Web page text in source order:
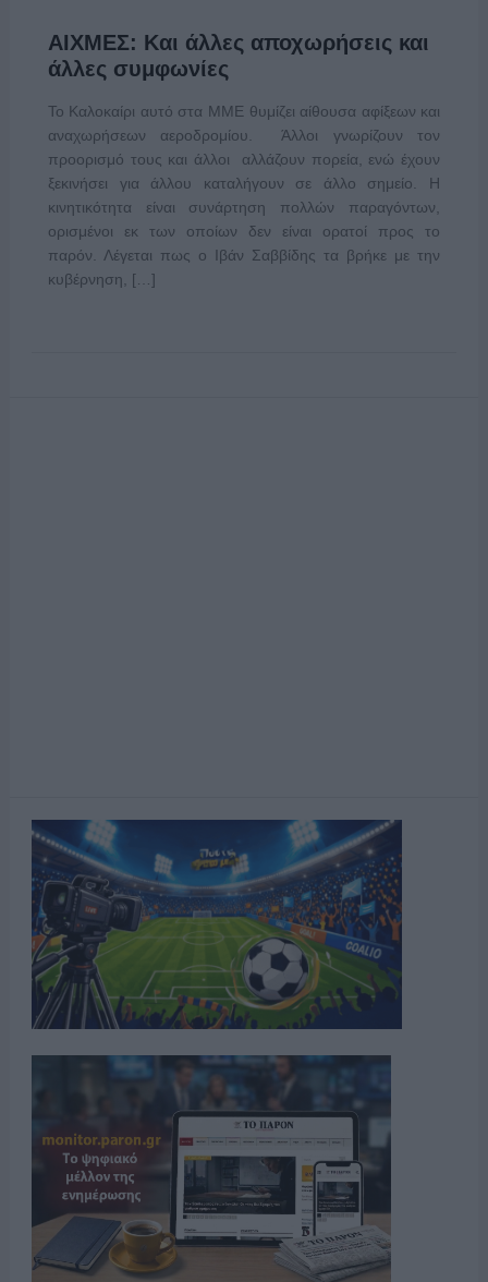
ΑΙΧΜΕΣ: Και άλλες αποχωρήσεις και
άλλες συμφωνίες
Το Καλοκαίρι αυτό στα ΜΜΕ θυμίζει αίθουσα αφίξεων και
αναχωρήσεων αεροδρομίου. Άλλοι γνωρίζουν τον
προορισμό τους και άλλοι αλλάζουν πορεία, ενώ έχουν
ξεκινήσει για άλλου καταλήγουν σε άλλο σημείο. Η
κινητικότητα είναι συνάρτηση πολλών παραγόντων,
ορισμένοι εκ των οποίων δεν είναι ορατοί προς το
παρόν. Λέγεται πως ο Ιβάν Σαββίδης τα βρήκε με την
κυβέρνηση, […]